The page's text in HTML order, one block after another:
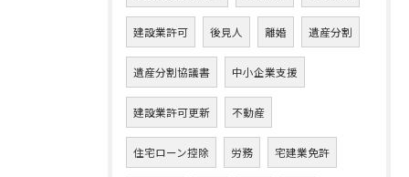
建設業許可 後見人 離婚 遺産分割
遺産分割協議書 中小企業支援
建設業許可更新 不動産
住宅ローン控除 労務 宅建業免許